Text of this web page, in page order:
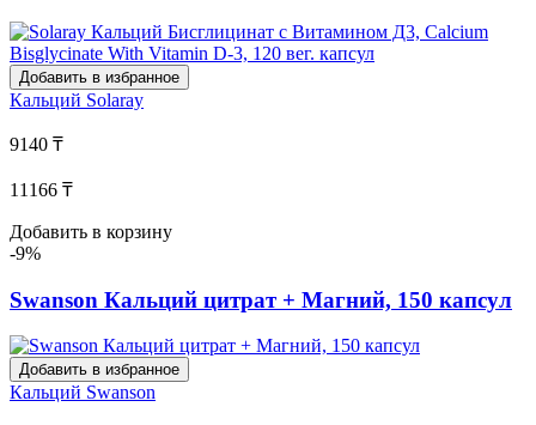
Добавить в избранное
Кальций Solaray
9140 ₸
11166 ₸
Добавить в корзину
-9%
Swanson Кальций цитрат + Магний, 150 капсул
Добавить в избранное
Кальций Swanson